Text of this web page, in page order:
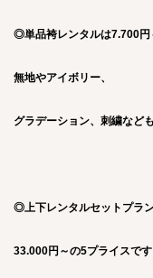
◎単品袴レンタルは7.700
無地やアイボリー、
グラデーション、刺繍なども
◎上下レンタルセットプラ
33.000円～の5プライスです